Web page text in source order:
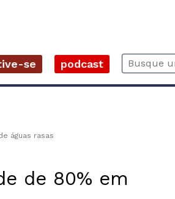
se podcast
águas rasas
de 80% em